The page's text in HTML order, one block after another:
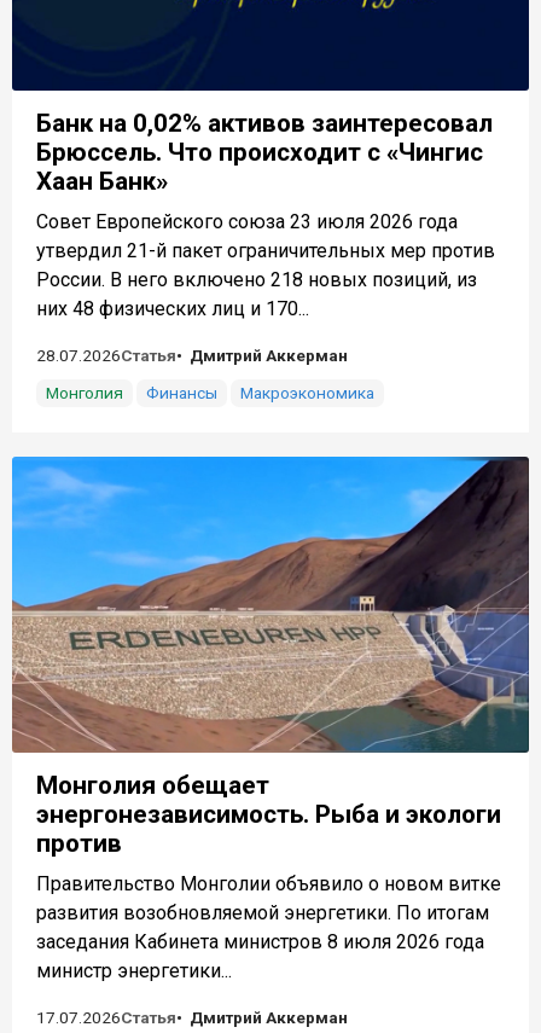
Банк на 0,02% активов заинтересовал
Брюссель. Что происходит с «Чингис
Хаан Банк»
Совет Европейского союза 23 июля 2026 года
утвердил 21-й пакет ограничительных мер против
России. В него включено 218 новых позиций, из
них 48 физических лиц и 170...
28.07.2026Статья
Дмитрий Аккерман
Монголия
Финансы Макроэкономика
Монголия обещает
энергонезависимость. Рыба и экологи
против
Правительство Монголии объявило о новом витке
развития возобновляемой энергетики. По итогам
заседания Кабинета министров 8 июля 2026 года
министр энергетики...
17.07.2026Статья
Дмитрий Аккерман